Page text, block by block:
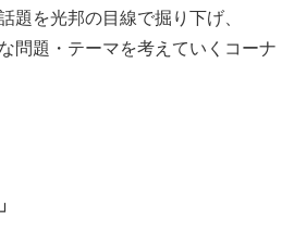
題を光邦の目線で掘り下げ、
問題・テーマを考えていくコーナ